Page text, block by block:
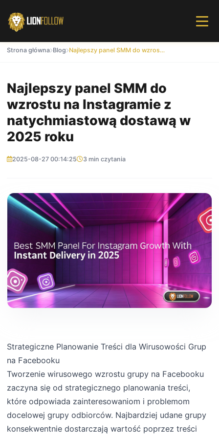
Strona główna Blog Najlepszy panel SMM do wzrostu na Instagramie z natychmiastową dostawą w 2025 roku
Najlepszy panel SMM do
wzrostu na Instagramie z
natychmiastową dostawą w
2025 roku
2025-08-27 00:14:25 3 min czytania
Strategiczne Planowanie Treści dla Wirusowości Grup
na Facebooku
Tworzenie wirusowego wzrostu grupy na Facebooku
zaczyna się od strategicznego planowania treści,
które odpowiada zainteresowaniom i problemom
docelowej grupy odbiorców. Najbardziej udane grupy
konsekwentnie dostarczają wartość poprzez treści